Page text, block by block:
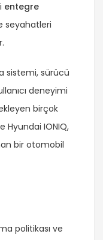
entegre
seyahatleri
sistemi, sürücü
deneyimi
birçok
Hyundai IONIQ,
bir otomobil
politikası ve